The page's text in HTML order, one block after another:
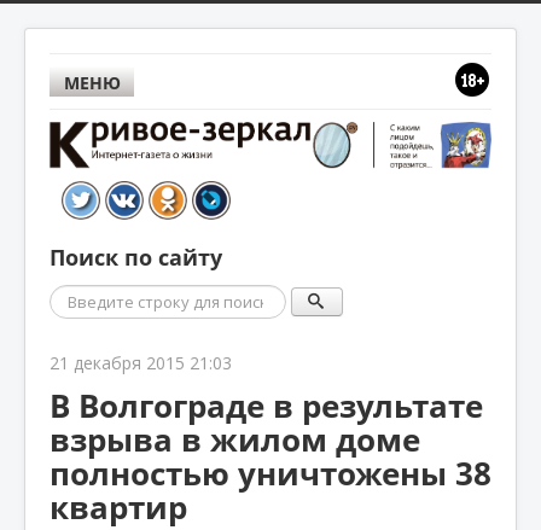
МЕНЮ
Поиск по сайту
Поиск
21 декабря 2015 21:03
В Волгограде в результате
взрыва в жилом доме
полностью уничтожены 38
квартир